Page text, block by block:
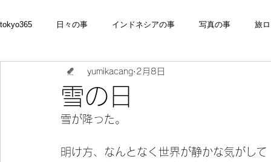
tokyo365 日々の事 インドネシアの事 写真の事 旅
食いしん坊 blog お料理・memasak
今宵の一冊
雪の日
yumikacang 2月8日
雪が降った。
明け方、なんとなく世界が静かな気がして